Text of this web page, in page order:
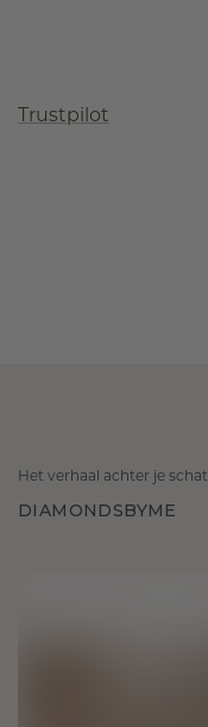
Trustpilot
Het verhaal achter je schat
DIAMONDSBYME